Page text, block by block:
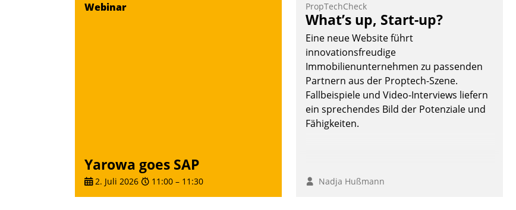
und Verwaltung von Aufträgen der
operativen Instandhaltung in die SAP-
Systemlandschaft deutscher
Wohnungsunternehmen – und
beschleunigt damit den Weg vom
Mieteranliegen zum Dienstleisterauftrag.
Nadja Hußmann
Webinar
Yarowa goes SAP
2. Juli 2026 11:00 – 11:30
PropTechCheck
What’s up, Start-up?
Eine neue Website führt
innovationsfreudige
Immobilienunternehmen zu passenden
Partnern aus der Proptech-Szene.
Fallbeispiele und Video-Interviews liefern
ein sprechendes Bild der Potenziale und
Fähigkeiten.
Nadja Hußmann